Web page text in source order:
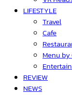
LIFESTYLE
Travel
Cafe
Menu by
REVIEW
NEWS